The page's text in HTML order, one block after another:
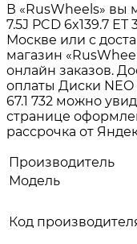
В «RusWheels» вы
7.5J PCD 6x139.7
Москве или с
магазин
онлайн заказов.
оплаты Диски NEO
67.1 732 можно
странице
рассрочка от
Производитель
Модель
Код